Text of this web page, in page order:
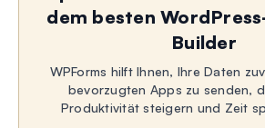
dem besten
Builder
WPForms hilft Ihnen, Ihre Daten
bevorzugten Apps zu senden,
Produktivität steigern und Zeit